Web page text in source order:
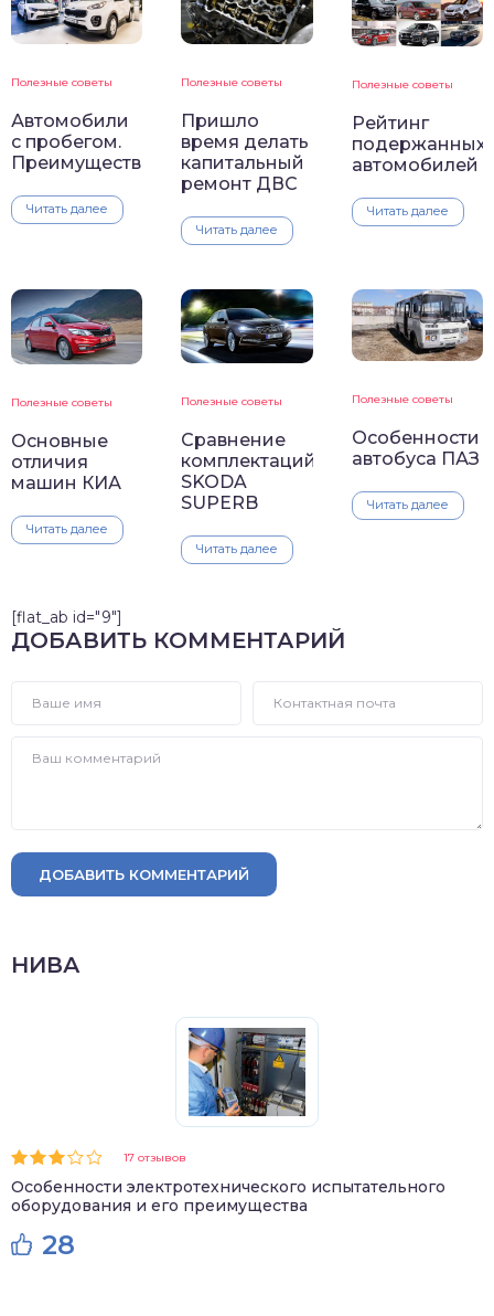
Полезные советы
Автомобили
с пробегом.
Преимущества
Читать далее
Полезные советы
Пришло
время делать
капитальный
ремонт ДВС
Читать далее
Полезные советы
Рейтинг
подержанных
автомобилей
Читать далее
Полезные советы
Основные
отличия
машин КИА
Читать далее
Полезные советы
Сравнение
комплектаций
SKODA
SUPERB
Читать далее
Полезные советы
Особенности
автобуса ПАЗ
Читать далее
[flat_ab id="9"]
ДОБАВИТЬ КОММЕНТАРИЙ
ДОБАВИТЬ КОММЕНТАРИЙ
НИВА
17 отзывов
Особенности электротехнического испытательного
оборудования и его преимущества
28